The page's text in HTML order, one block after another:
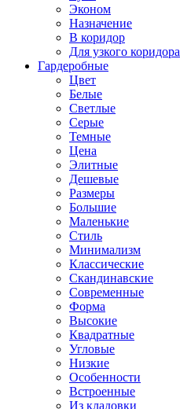
Эконом
Назначение
В коридор
Для узкого коридора
Гардеробные
Цвет
Белые
Светлые
Серые
Темные
Цена
Элитные
Дешевые
Размеры
Большие
Маленькие
Стиль
Минимализм
Классические
Скандинавские
Современные
Форма
Высокие
Квадратные
Угловые
Низкие
Особенности
Встроенные
Из кладовки